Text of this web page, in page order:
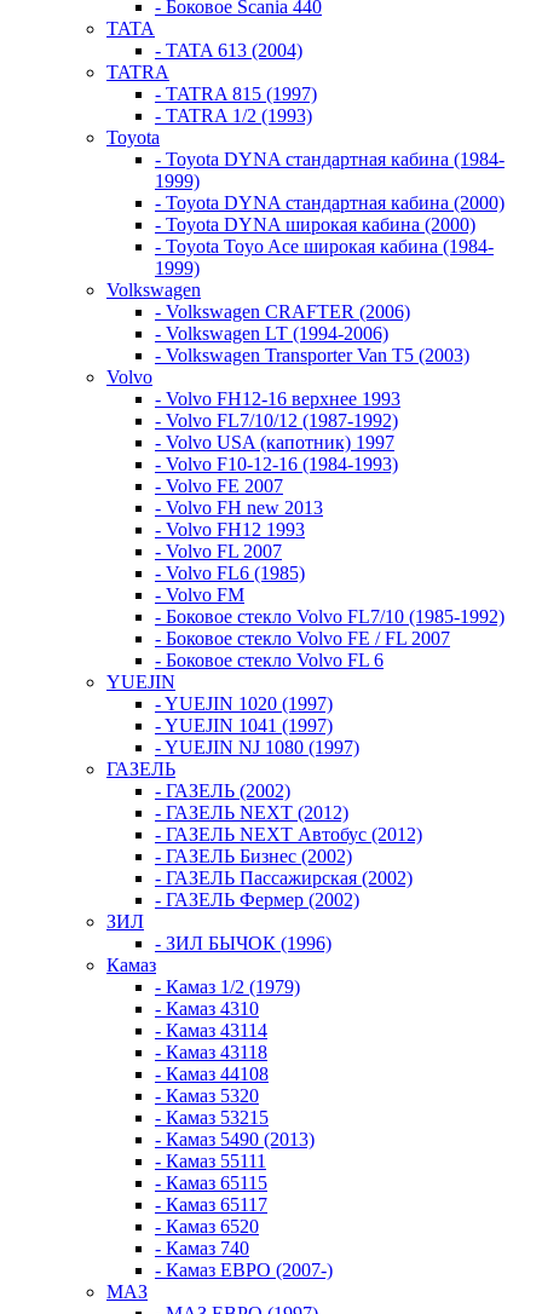
- Боковое Scania 440
TATA
- TATA 613 (2004)
TATRA
- TATRA 815 (1997)
- TATRA 1/2 (1993)
Toyota
- Toyota DYNA стандартная кабина (1984-
1999)
- Toyota DYNA стандартная кабина (2000)
- Toyota DYNA широкая кабина (2000)
- Toyota Toyo Ace широкая кабина (1984-
1999)
Volkswagen
- Volkswagen CRAFTER (2006)
- Volkswagen LT (1994-2006)
- Volkswagen Transporter Van T5 (2003)
Volvo
- Volvo FH12-16 верхнее 1993
- Volvo FL7/10/12 (1987-1992)
- Volvo USA (капотник) 1997
- Volvo F10-12-16 (1984-1993)
- Volvo FE 2007
- Volvo FH new 2013
- Volvo FH12 1993
- Volvo FL 2007
- Volvo FL6 (1985)
- Volvo FM
- Боковое стекло Volvo FL7/10 (1985-1992)
- Боковое стекло Volvo FE / FL 2007
- Боковое стекло Volvo FL 6
YUEJIN
- YUEJIN 1020 (1997)
- YUEJIN 1041 (1997)
- YUEJIN NJ 1080 (1997)
ГАЗЕЛЬ
- ГАЗЕЛЬ (2002)
- ГАЗЕЛЬ NEXT (2012)
- ГАЗЕЛЬ NEXT Автобус (2012)
- ГАЗЕЛЬ Бизнес (2002)
- ГАЗЕЛЬ Пассажирская (2002)
- ГАЗЕЛЬ Фермер (2002)
ЗИЛ
- ЗИЛ БЫЧОК (1996)
Камаз
- Камаз 1/2 (1979)
- Камаз 4310
- Камаз 43114
- Камаз 43118
- Камаз 44108
- Камаз 5320
- Камаз 53215
- Камаз 5490 (2013)
- Камаз 55111
- Камаз 65115
- Камаз 65117
- Камаз 6520
- Камаз 740
- Камаз ЕВРО (2007-)
МАЗ